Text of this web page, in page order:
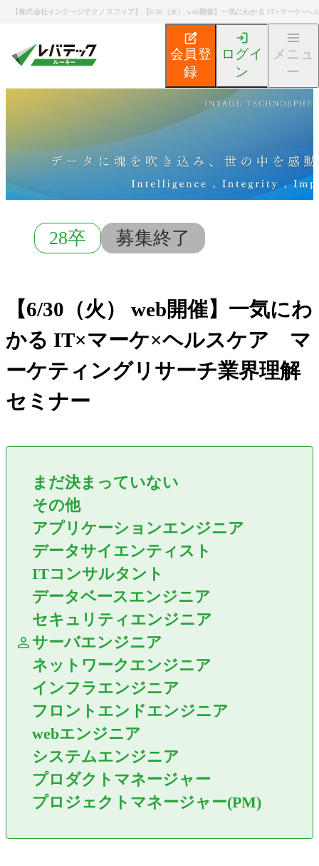
【株式会社インテージテクノスフィア】【6/30（火） web開催】一気にわかる IT×マーケ×
会員登
録
ログイ
ン
メニュ
ー
募集検索 【6/30（火） web
28卒 募集終了
【6/30（火） web開催】一気にわ
かる IT×マーケ×ヘルスケア マ
ーケティングリサーチ業界理解
セミナー
まだ決まっていない
その他
アプリケーションエンジニア
データサイエンティスト
ITコンサルタント
データベースエンジニア
セキュリティエンジニア
サーバエンジニア
ネットワークエンジニア
インフラエンジニア
フロントエンドエンジニア
webエンジニア
システムエンジニア
プロダクトマネージャー
プロジェクトマネージャー(PM)